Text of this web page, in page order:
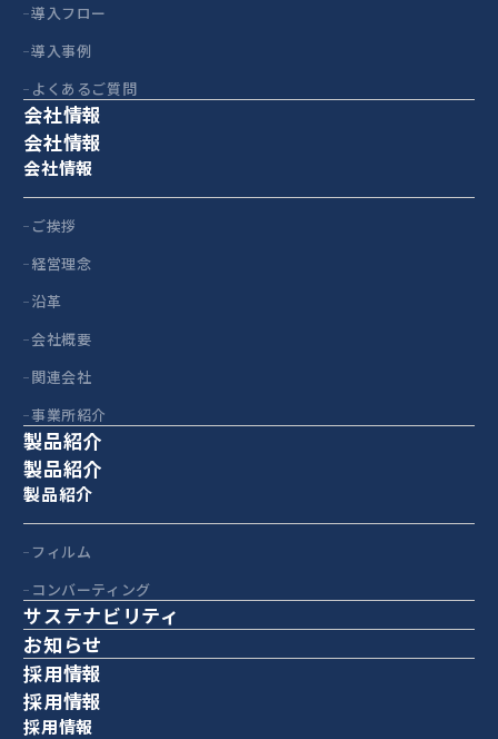
導入フロー
導入事例
よくあるご質問
会社情報
会社情報
会社情報
ご挨拶
経営理念
沿革
会社概要
関連会社
事業所紹介
製品紹介
製品紹介
製品紹介
フィルム
コンバーティング
サステナビリティ
お知らせ
採用情報
採用情報
採用情報